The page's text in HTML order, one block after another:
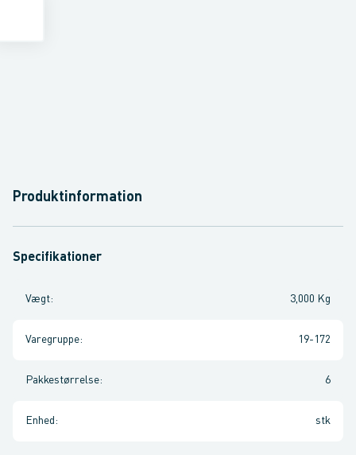
Produktinformation
Specifikationer
Vægt: 3,000 Kg
Varegruppe: 19-172
Pakkestørrelse: 6
Enhed : stk